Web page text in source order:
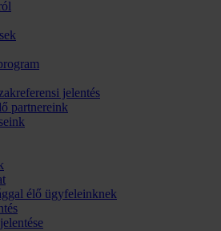
jelentés
partnereink
élő ügyfeleinknek